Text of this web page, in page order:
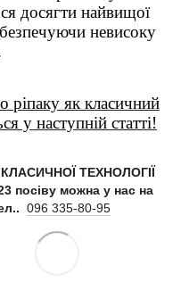
досягти найвищої
невисоку
ріпаку як класичний
у наступній статті!
КЛАСИЧНОЇ ТЕХНОЛОГІЇ
посіву можна у нас на
096 335-80-95